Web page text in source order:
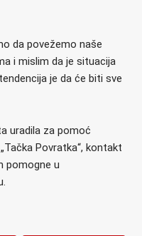
da povežemo naše
i mislim da je situacija
je da će biti sve
uradila za pomoć
Povratka“, kontakt
pomogne u